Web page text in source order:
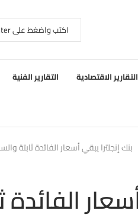
التقارير الاقتصادية التقارير الفنية
بنك إنجلترا يبقي أسعار الفائدة ثابتة